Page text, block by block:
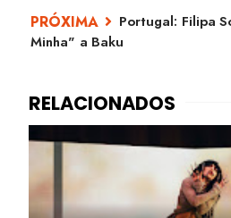
Portugal: Filipa
Minha" a Baku